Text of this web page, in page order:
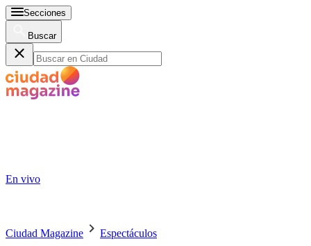
Secciones
Buscar
En vivo
Ciudad Magazine Espectáculos